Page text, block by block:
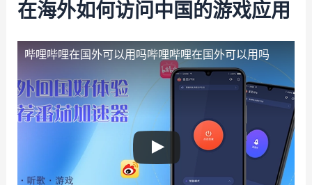
在海外如何访问中国的游戏应用
哔哩哔哩在国外可以用吗哔哩哔哩在国外可以用吗